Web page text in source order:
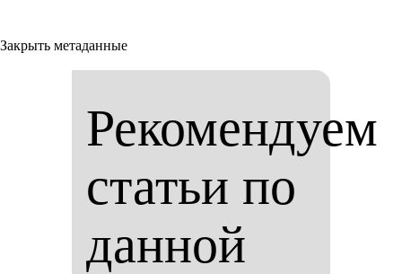
Закрыть метаданные
Рекомендуем
статьи по
данной